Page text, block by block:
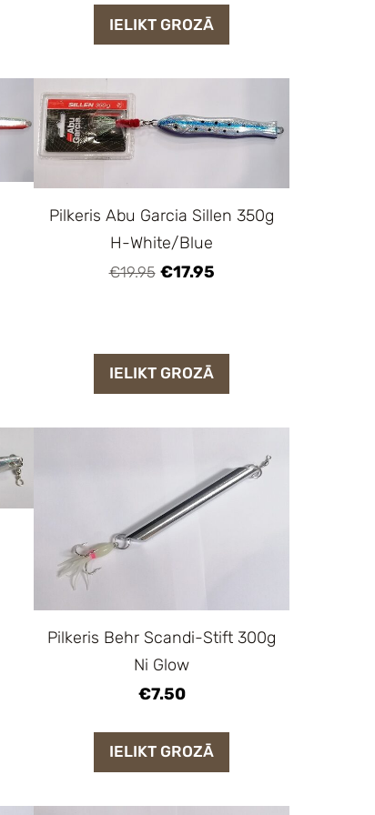
IELIKT GROZĀ
Pilkeris Abu Garcia Sillen 350g
H-White/Blue
€19.95 €17.95
IELIKT GROZĀ
Pilkeris Behr Scandi-Stift 300g
Ni Glow
€7.50
IELIKT GROZĀ